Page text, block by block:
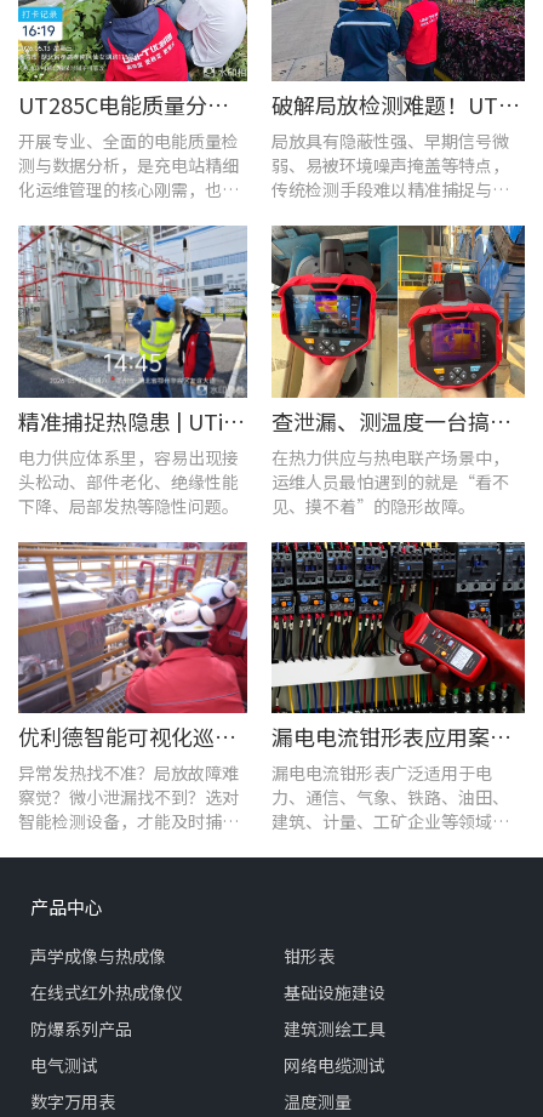
UT285C电能质量分析仪解决充电站三相用电各类难题
开展专业、全面的电能质量检
测与数据分析，是充电站精细
化运维管理的核心刚需，也是
转的关键环节。
破解局放检测难题！UT568B手持式声学成像仪让隐患“可视化”
局放具有隐蔽性强、早期信号微
弱、易被环境噪声掩盖等特点，
传统检测手段难以精准捕捉与定
精准捕捉热隐患 | UTi1020C红外热成像仪在发电站的实测应用
电力供应体系里，容易出现接
头松动、部件老化、绝缘性能
下降、局部发热等隐性问题。
查泄漏、测温度一台搞定！UT568F红外声成像仪让设备巡检更高效
在热力供应与热电联产场景中，
运维人员最怕遇到的就是“看不
见、摸不着”的隐形故障。
优利德智能可视化巡检方案，护航油气行业高效运维
异常发热找不准？局放故障难
察觉？微小泄漏找不到？选对
智能检测设备，才能及时捕捉
漏电电流钳形表应用案例：电气设备检测
漏电电流钳形表广泛适用于电
力、通信、气象、铁路、油田、
建筑、计量、工矿企业等领域的
产品中心
声学成像与热成像
在线式红外热成像仪
防爆系列产品
电气测试
数字万用表
钳形表
基础设施建设
建筑测绘工具
网络电缆测试
温度测量